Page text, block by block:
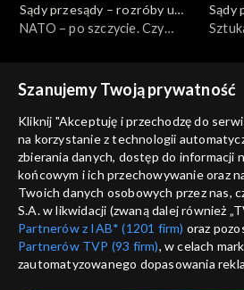
Sądy przesądy – rozróby u
Kuby
NATO – po szczycie. Czy
Sądy
Kuby
Sądy przesądy – rozróby u
Kuby
Sztuka religijna
Sądy
Szanujemy Twoją prywatność
Kliknij "Akceptuję i przechodzę do
na korzystanie z technologii
zbierania danych, dostęp do informacji
końcowym i ich przechowywanie oraz
Twoich danych osobowych przez nas,
S.A. w likwidacji (zwaną dalej również
Partnerów z IAB* (1201 firm) oraz
Partnerów TVP (93 firm), w celach
zautomatyzowanego dopasowania